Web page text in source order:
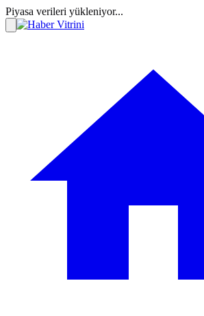
Piyasa verileri yükleniyor...